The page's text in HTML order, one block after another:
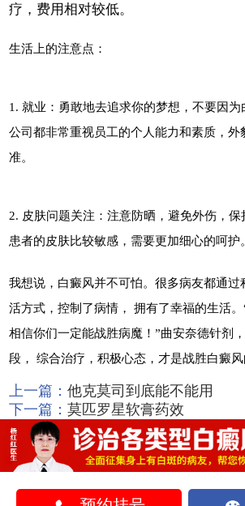
疗，费用相对较低。
生活上的注意点：
1. 就业：勇敢地去追求你的梦想，不要因
公司都非常重视员工的个人能力和素质，外
准。
2. 皮肤问题关注：注意防晒，避免外伤，
患者的皮肤比较敏感，需要更加细心的呵护。
我想说，白癜风并不可怕。很多病友都通过
活方式，控制了病情， 拥有了幸福的生活
相信你们一定能战胜病魔！”曲安奈德针剂
段， 综合治疗，积极心态，才是战胜白癜风
上一篇：他克莫司到底能不能用
下一篇：莫匹罗星软膏药效